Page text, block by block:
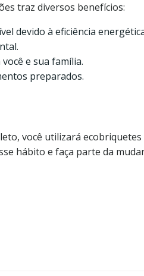
traz diversos benefícios:
devido à eficiência
e sua família.
preparados.
você utilizará
hábito e faça parte da